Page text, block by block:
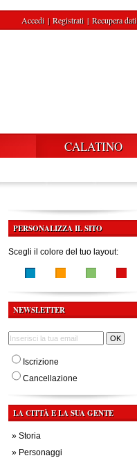
Accedi | Registrati | Recupera dati
CALATINO
PERSONALIZZA IL SITO
Scegli il colore del tuo layout:
NEWSLETTER
Iscrizione
Cancellazione
LA CITTÀ E LA SUA GENTE
» Storia
» Personaggi